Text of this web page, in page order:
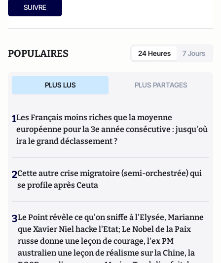
SUIVRE
POPULAIRES 24 Heures 7 Jours
PLUS LUS PLUS PARTAGES
1Les Français moins riches que la moyenne
européenne pour la 3e année consécutive : jusqu'où
ira le grand déclassement ?
2Cette autre crise migratoire (semi-orchestrée) qui
se profile après Ceuta
3Le Point révèle ce qu'on sniffe à l'Elysée, Marianne
que Xavier Niel hacke l'Etat; Le Nobel de la Paix
russe donne une leçon de courage, l'ex PM
australien une leçon de réalisme sur la Chine, la